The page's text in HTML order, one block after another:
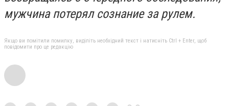
мужчина потерял сознание за рулем.
Якщо ви помітили помилку, виділіть необхідний текст і натисніть Ctrl + Enter, щоб
повідомити про це редакцію